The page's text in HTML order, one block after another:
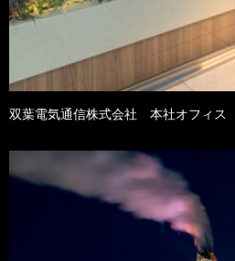
双葉電気通信株式会社 本社オフィス